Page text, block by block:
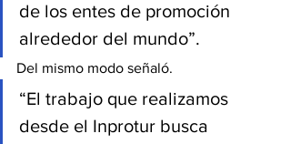
de los entes de promoción
alrededor del mundo”.
Del mismo modo señaló.
“El trabajo que realizamos
desde el Inprotur busca